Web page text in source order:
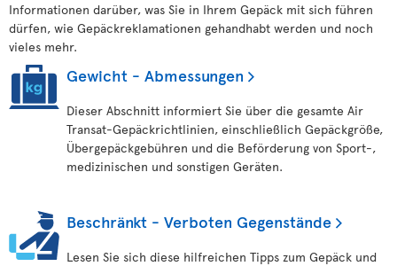
Informationen darüber, was Sie in Ihrem Gepäck mit sich führen
dürfen, wie Gepäckreklamationen gehandhabt werden und noch
vieles mehr.
Gewicht - Abmessungen
Dieser Abschnitt informiert Sie über die gesamte Air
Transat-Gepäckrichtlinien, einschließlich Gepäckgröße,
Übergepäckgebühren und die Beförderung von Sport-,
medizinischen und sonstigen Geräten.
Beschränkt - Verboten Gegenstände
Lesen Sie sich diese hilfreichen Tipps zum Gepäck und